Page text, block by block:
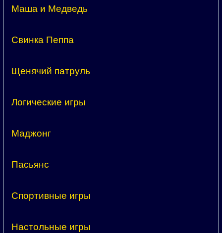
Маша и Медведь
Свинка Пеппа
Щенячий патруль
Логические игры
Маджонг
Пасьянс
Спортивные игры
Настольные игры